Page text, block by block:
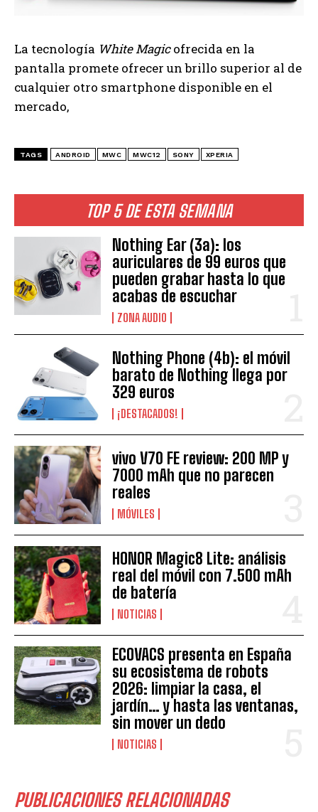
TOP 5 DE ESTA SEMANA
Nothing Ear (3a): los
auriculares de 99 euros que
pueden grabar hasta lo que
acabas de escuchar
ZONA AUDIO
Nothing Phone (4b): el móvil
barato de Nothing llega por
329 euros
¡DESTACADOS!
vivo V70 FE review: 200 MP y
7000 mAh que no parecen
reales
MÓVILES
HONOR Magic8 Lite: análisis
real del móvil con 7.500 mAh
de batería
NOTICIAS
ECOVACS presenta en España
su ecosistema de robots
2026: limpiar la casa, el
jardín… y hasta las ventanas,
sin mover un dedo
NOTICIAS
PUBLICACIONES RELACIONADAS
La tecnología White Magicofrecida en la
pantalla promete ofrecer un brillo superior al de
cualquier otro smartphone disponible en el
mercado,
TAGS ANDROID MWC MWC12 SONY XPERIA